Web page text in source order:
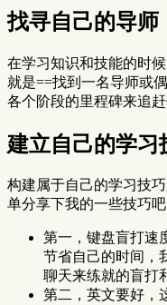
找寻自己的导师
在学习知识和技能的时
就是==找到一名导师或
各个阶段的里程碑来追赶
建立自己的学习
构建属于自己的学习技
单分享下我的一些技巧
第一，键盘盲打速
节省自己的时间，
聊天来练就的盲打
第二，英文要好，